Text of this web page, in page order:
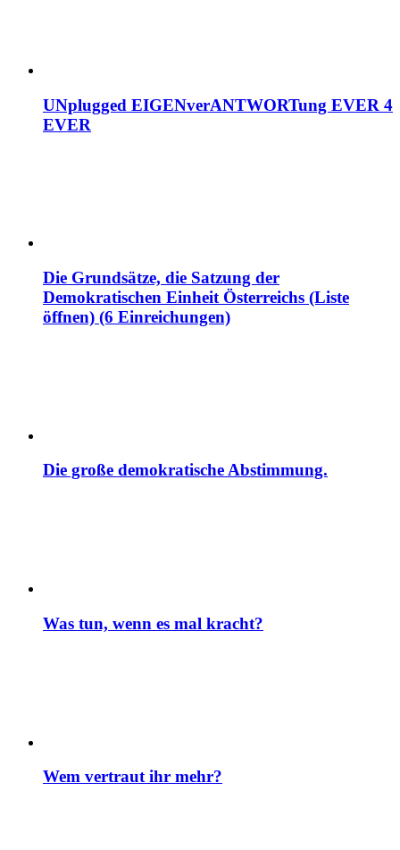
UNplugged EIGENverANTWORTung EVER 4
EVER
Die Grundsätze, die Satzung der
Demokratischen Einheit Österreichs (Liste
öffnen) (6 Einreichungen)
Die große demokratische Abstimmung.
Was tun, wenn es mal kracht?
Wem vertraut ihr mehr?